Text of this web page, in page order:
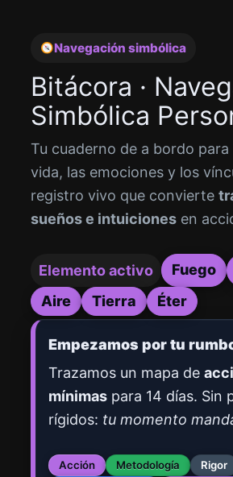
Navegación simbólica
Bitácora ·
Simbólica
Tu cuaderno de a bordo
vida, las emociones y los
registro vivo que convierte
sueños e intuiciones en
Elemento activo Fuego
Aire
Tierra Éter
Empezamos por tu
Trazamos un mapa de
mínimas para 14 días. Sin
rígidos: tu momento
Acción Metodología
Rigor